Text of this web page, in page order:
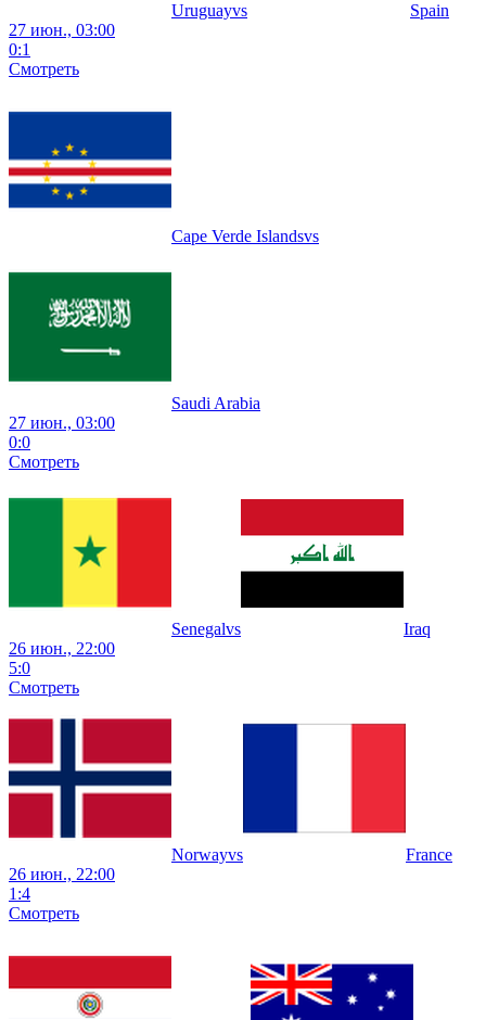
Uruguayvs
Spain
27 июн., 03:00
0:1
Смотреть
Cape Verde Islandsvs
Saudi Arabia
27 июн., 03:00
0:0
Смотреть
Senegalvs
Iraq
26 июн., 22:00
5:0
Смотреть
Norwayvs
France
26 июн., 22:00
1:4
Смотреть